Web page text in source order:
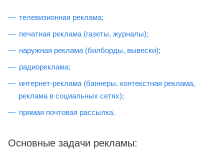
телевизионная реклама;
печатная реклама (газеты, журналы);
наружная реклама (билборды, вывески);
радиореклама;
интернет-реклама (баннеры, контекстная реклама,
реклама в социальных сетях);
прямая почтовая рассылка.
Основные задачи рекламы: